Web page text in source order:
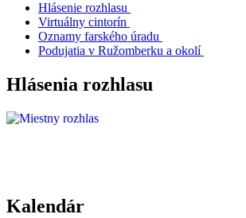
Hlásenie rozhlasu
Virtuálny cintorín
Oznamy farského úradu
Podujatia v Ružomberku a okolí
Hlásenia rozhlasu
Kalendár